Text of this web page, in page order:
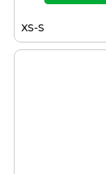
XS-S